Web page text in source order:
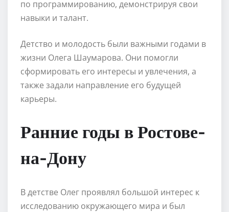
по программированию, демонстрируя свои
навыки и талант.
Детство и молодость были важными годами в
жизни Олега Шаумарова. Они помогли
сформировать его интересы и увлечения, а
также задали направление его будущей
карьеры.
Ранние годы в Ростове-
на-Дону
В детстве Олег проявлял большой интерес к
исследованию окружающего мира и был